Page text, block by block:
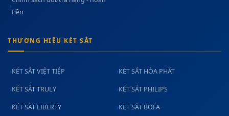
tiền
THƯƠNG HIỆU KÉT SẮT
KÉT SẮT VIỆT TIỆP KÉT SẮT HÒA PHÁT
KÉT SẮT TRULY KÉT SẮT PHILIPS
KÉT SẮT LIBERTY KÉT SẮT BOFA